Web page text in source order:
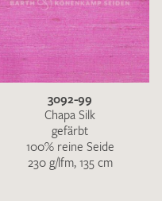
3092-99
Chapa Silk
gefärbt
100% reine Seide
230 g/lfm, 135 cm